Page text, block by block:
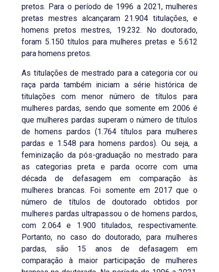
pretos. Para o período de 1996 a 2021, mulheres
pretas mestres alcançaram 21.904 titulações, e
homens pretos mestres, 19.232. No doutorado,
foram 5.150 títulos para mulheres pretas e 5.612
para homens pretos.
As titulações de mestrado para a categoria cor ou
raça parda também iniciam a série histórica de
titulações com menor número de títulos para
mulheres pardas, sendo que somente em 2006 é
que mulheres pardas superam o número de títulos
de homens pardos (1.764 títulos para mulheres
pardas e 1.548 para homens pardos). Ou seja, a
feminização da pós-graduação no mestrado para
as categorias preta e parda ocorre com uma
década de defasagem em comparação às
mulheres brancas. Foi somente em 2017 que o
número de títulos de doutorado obtidos por
mulheres pardas ultrapassou o de homens pardos,
com 2.064 e 1.900 titulados, respectivamente.
Portanto, no caso do doutorado, para mulheres
pardas, são 15 anos de defasagem em
comparação à maior participação de mulheres